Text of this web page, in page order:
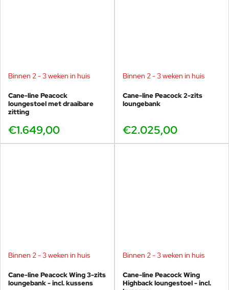
Binnen 2 - 3 weken in huis
Cane-line Peacock
loungestoel met draaibare
zitting
€1.649,00
Binnen 2 - 3 weken in huis
Cane-line Peacock 2-zits
loungebank
€2.025,00
Binnen 2 - 3 weken in huis
Cane-line Peacock Wing 3-zits
loungebank - incl. kussens
Binnen 2 - 3 weken in huis
Cane-line Peacock Wing
Highback loungestoel - incl.